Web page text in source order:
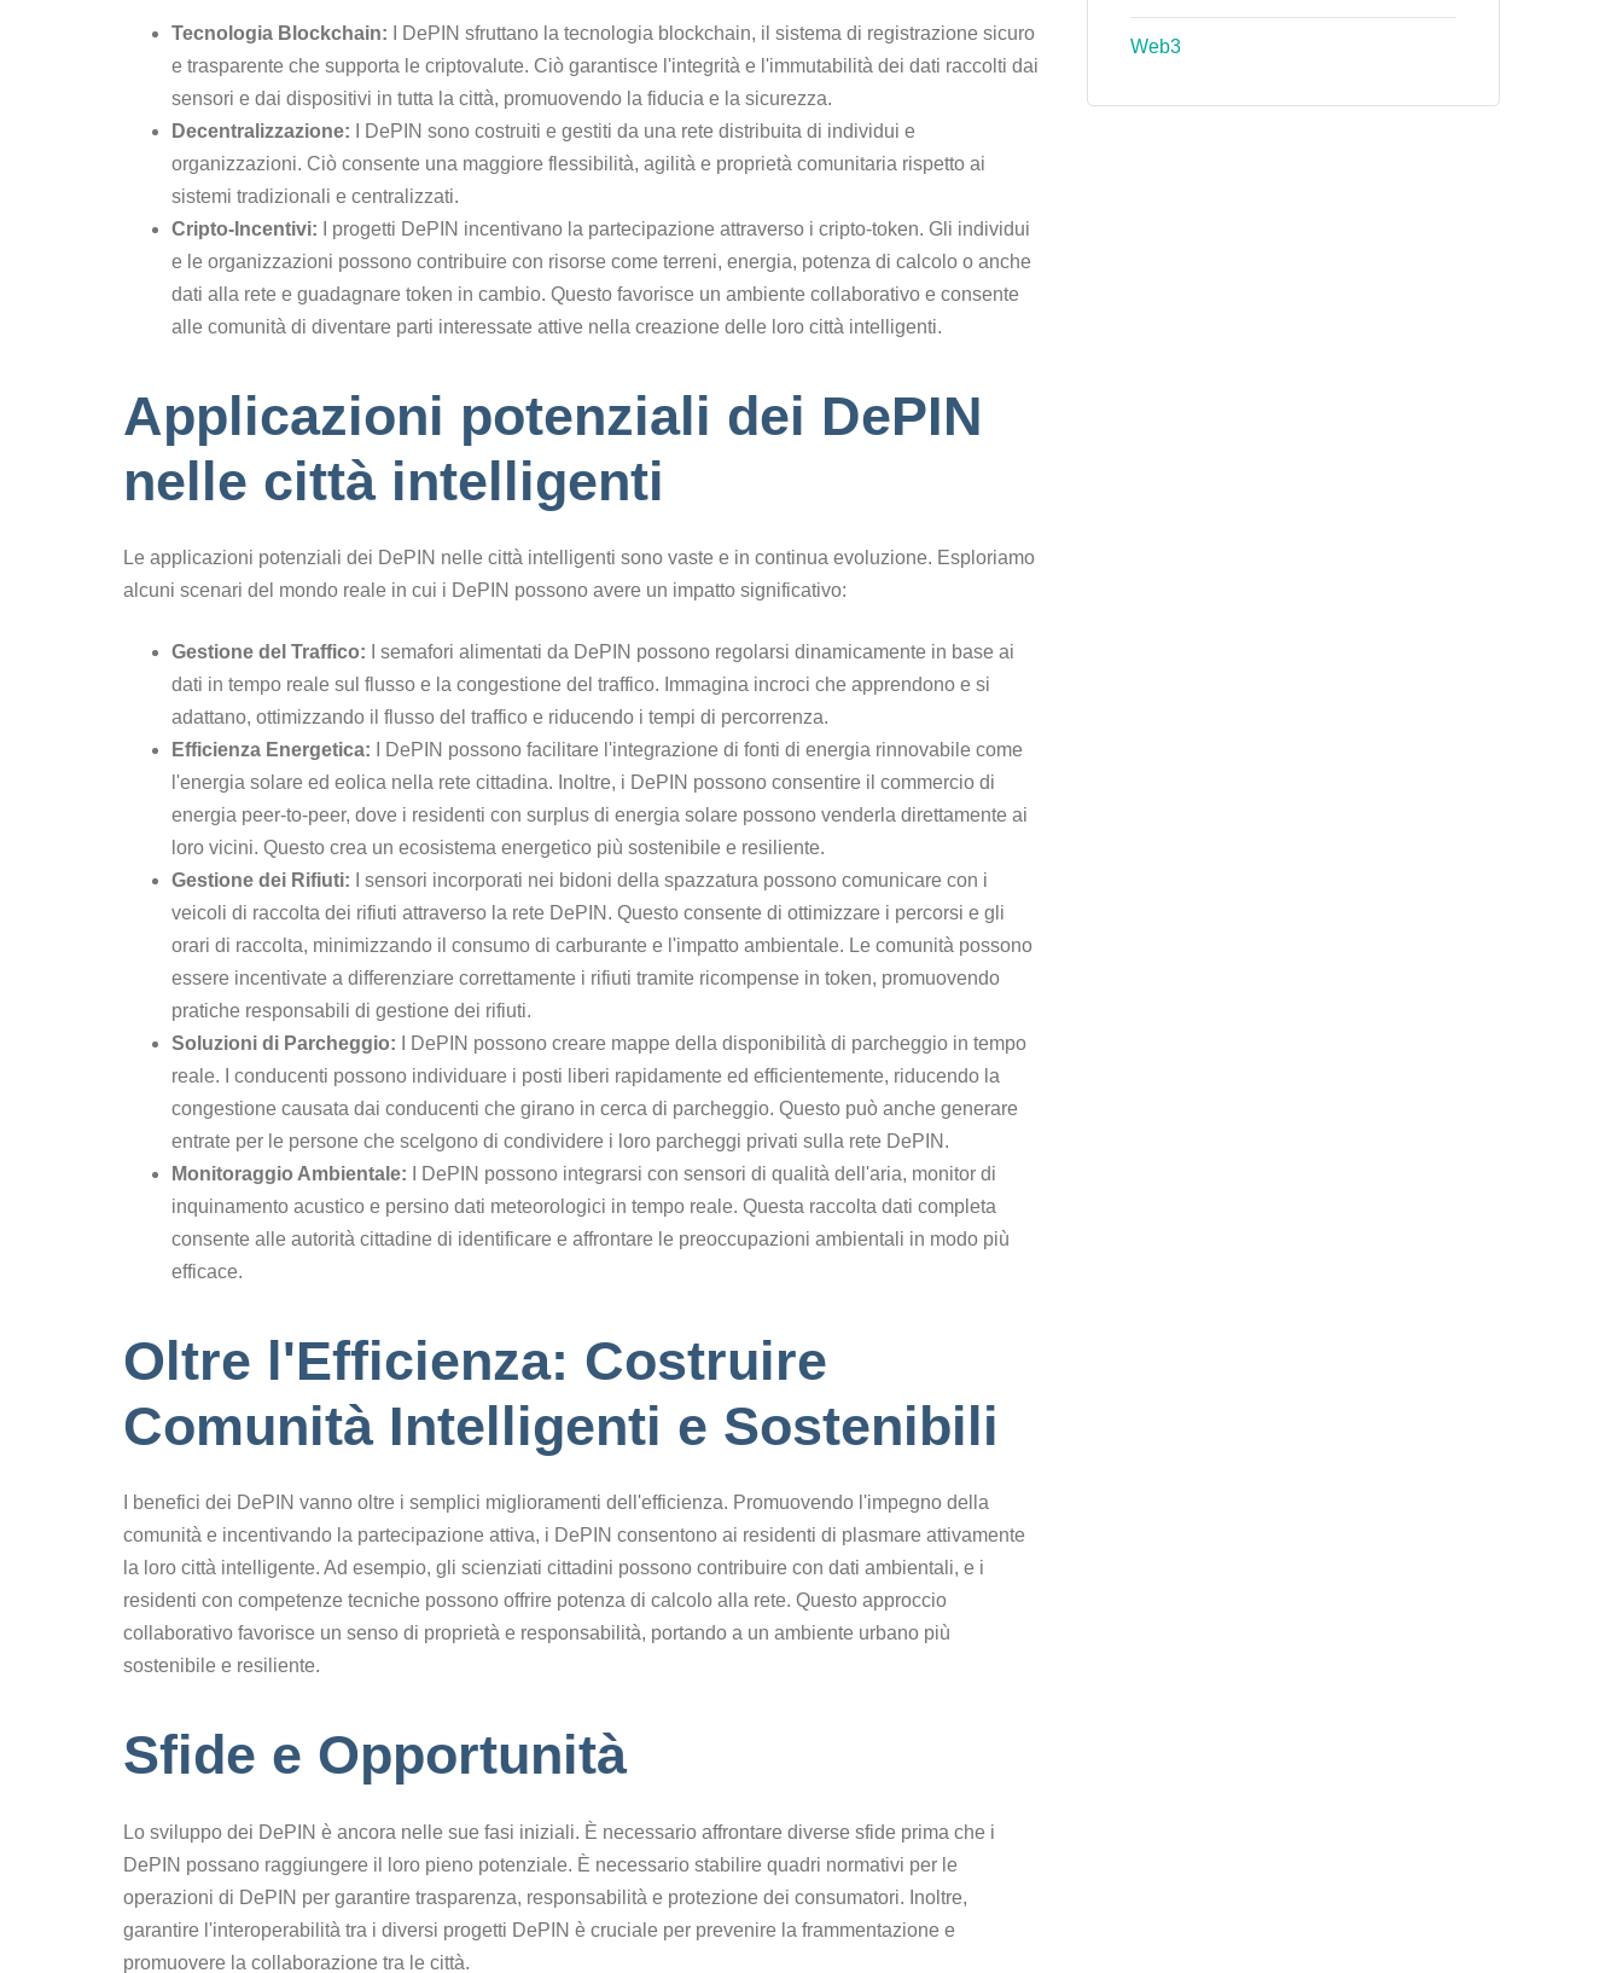
Tecnologia Blockchain: I DePIN sfruttano la tecnologia blockchain, il sistema di registrazione sicuro
e trasparente che supporta le criptovalute. Ciò garantisce l'integrità e l'immutabilità dei dati raccolti dai
sensori e dai dispositivi in tutta la città, promuovendo la fiducia e la sicurezza.
Decentralizzazione: I DePIN sono costruiti e gestiti da una rete distribuita di individui e
organizzazioni. Ciò consente una maggiore flessibilità, agilità e proprietà comunitaria rispetto ai
sistemi tradizionali e centralizzati.
Cripto-Incentivi: I progetti DePIN incentivano la partecipazione attraverso i cripto-token. Gli individui
e le organizzazioni possono contribuire con risorse come terreni, energia, potenza di calcolo o anche
dati alla rete e guadagnare token in cambio. Questo favorisce un ambiente collaborativo e consente
alle comunità di diventare parti interessate attive nella creazione delle loro città intelligenti.
Applicazioni potenziali dei DePIN
nelle città intelligenti
Le applicazioni potenziali dei DePIN nelle città intelligenti sono vaste e in continua evoluzione. Esploriamo
alcuni scenari del mondo reale in cui i DePIN possono avere un impatto significativo:
Gestione del Traffico: I semafori alimentati da DePIN possono regolarsi dinamicamente in base ai
dati in tempo reale sul flusso e la congestione del traffico. Immagina incroci che apprendono e si
adattano, ottimizzando il flusso del traffico e riducendo i tempi di percorrenza.
Efficienza Energetica: I DePIN possono facilitare l'integrazione di fonti di energia rinnovabile come
l'energia solare ed eolica nella rete cittadina. Inoltre, i DePIN possono consentire il commercio di
energia peer-to-peer, dove i residenti con surplus di energia solare possono venderla direttamente ai
loro vicini. Questo crea un ecosistema energetico più sostenibile e resiliente.
Gestione dei Rifiuti: I sensori incorporati nei bidoni della spazzatura possono comunicare con i
veicoli di raccolta dei rifiuti attraverso la rete DePIN. Questo consente di ottimizzare i percorsi e gli
orari di raccolta, minimizzando il consumo di carburante e l'impatto ambientale. Le comunità possono
essere incentivate a differenziare correttamente i rifiuti tramite ricompense in token, promuovendo
pratiche responsabili di gestione dei rifiuti.
Soluzioni di Parcheggio: I DePIN possono creare mappe della disponibilità di parcheggio in tempo
reale. I conducenti possono individuare i posti liberi rapidamente ed efficientemente, riducendo la
congestione causata dai conducenti che girano in cerca di parcheggio. Questo può anche generare
entrate per le persone che scelgono di condividere i loro parcheggi privati sulla rete DePIN.
Monitoraggio Ambientale: I DePIN possono integrarsi con sensori di qualità dell'aria, monitor di
inquinamento acustico e persino dati meteorologici in tempo reale. Questa raccolta dati completa
consente alle autorità cittadine di identificare e affrontare le preoccupazioni ambientali in modo più
efficace.
Oltre l'Efficienza: Costruire
Comunità Intelligenti e Sostenibili
I benefici dei DePIN vanno oltre i semplici miglioramenti dell'efficienza. Promuovendo l'impegno della
comunità e incentivando la partecipazione attiva, i DePIN consentono ai residenti di plasmare attivamente
la loro città intelligente. Ad esempio, gli scienziati cittadini possono contribuire con dati ambientali, e i
residenti con competenze tecniche possono offrire potenza di calcolo alla rete. Questo approccio
collaborativo favorisce un senso di proprietà e responsabilità, portando a un ambiente urbano più
sostenibile e resiliente.
Sfide e Opportunità
Lo sviluppo dei DePIN è ancora nelle sue fasi iniziali. È necessario affrontare diverse sfide prima che i
DePIN possano raggiungere il loro pieno potenziale. È necessario stabilire quadri normativi per le
operazioni di DePIN per garantire trasparenza, responsabilità e protezione dei consumatori. Inoltre,
garantire l'interoperabilità tra i diversi progetti DePIN è cruciale per prevenire la frammentazione e
promuovere la collaborazione tra le città.
Web3